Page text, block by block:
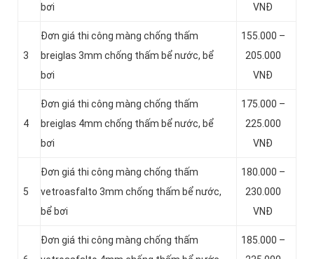
bơi
VNĐ
3
Đơn giá thi công màng chống thấm
breiglas 3mm chống thấm bể nước, bể
bơi
155.000 –
205.000
VNĐ
4
Đơn giá thi công màng chống thấm
breiglas 4mm chống thấm bể nước, bể
bơi
175.000 –
225.000
VNĐ
5
Đơn giá thi công màng chống thấm
vetroasfalto 3mm chống thấm bể nước,
bể bơi
180.000 –
230.000
VNĐ
Đơn giá thi công màng chống thấm
185.000 –